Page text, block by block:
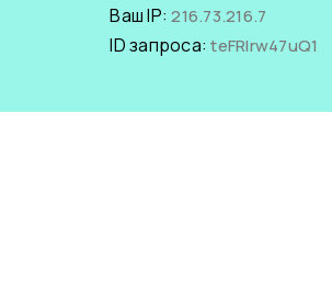
Ваш IP:216.73.216.7
ID запроса:teFRIrw47uQ1